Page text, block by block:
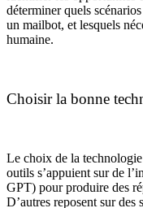
déterminer quels
un mailbot, et lesquels
humaine.
Choisir la bonne
Le choix de la
outils s’appuient sur de
GPT) pour produire des
D’autres reposent sur